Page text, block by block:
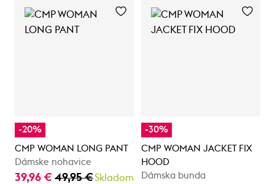
-20%
CMP WOMAN LONG PANT
Dámske nohavice
39,96 € 49,95 €Skladom
-30%
CMP WOMAN JACKET FIX
HOOD
Dámska bunda